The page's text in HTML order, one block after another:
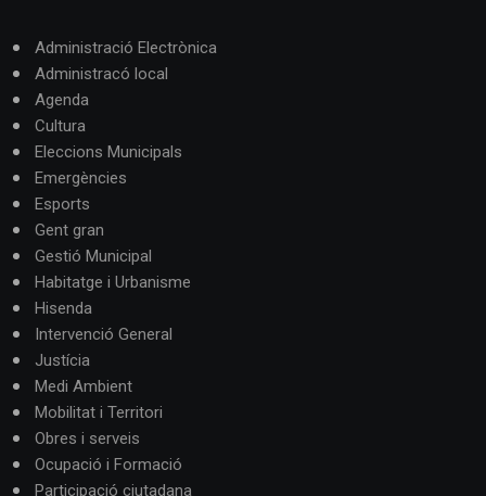
Administració Electrònica
Administracó local
Agenda
Cultura
Eleccions Municipals
Emergències
Esports
Gent gran
Gestió Municipal
Habitatge i Urbanisme
Hisenda
Intervenció General
Justícia
Medi Ambient
Mobilitat i Territori
Obres i serveis
Ocupació i Formació
Participació ciutadana